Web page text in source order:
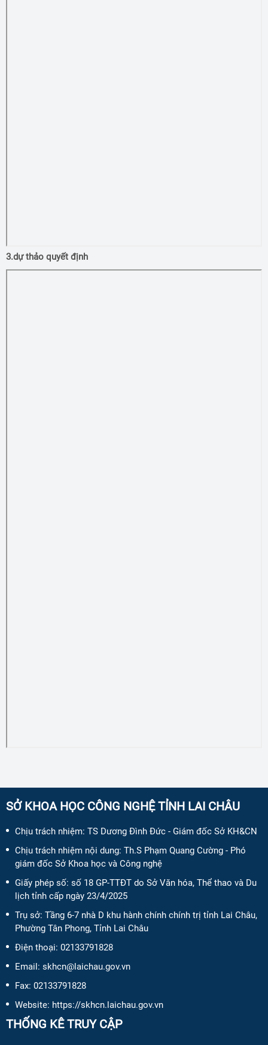
3.dự thảo quyết định
SỞ KHOA HỌC CÔNG NGHỆ TỈNH LAI CHÂU
Chịu trách nhiệm: TS Dương Đình Đức - Giám đốc Sở KH&CN
Chịu trách nhiệm nội dung: Th.S Phạm Quang Cường - Phó
giám đốc Sở Khoa học và Công nghệ
Giấy phép số: số 18 GP-TTĐT do Sở Văn hóa, Thể thao và Du
lịch tỉnh cấp ngày 23/4/2025
Trụ sở: Tầng 6-7 nhà D khu hành chính chính trị tỉnh Lai Châu,
Phường Tân Phong, Tỉnh Lai Châu
Điện thoại: 02133791828
Email: skhcn@laichau.gov.vn
Fax: 02133791828
Website: https://skhcn.laichau.gov.vn
THỐNG KÊ TRUY CẬP